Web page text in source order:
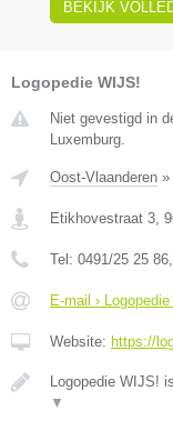
BEKIJK
Logopedie WIJS!
Niet gevestigd in
Luxemburg.
Oost-Vlaanderen »
Etikhovestraat 3,
Tel: 0491/25 25 86
E-mail ›
Website: https://
Logopedie WIJS!
▼